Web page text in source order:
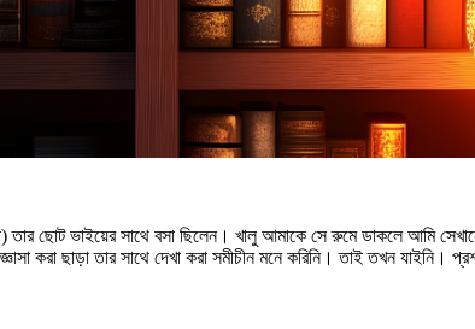
ছোট ভাইয়ের সাথে বসা ছিলেন। খালু আমাকে সে রুমে ডাকলে আমি
ছাড়া তার সাথে দেখা করা সমীচীন মনে করিনি। তাই তখন যাইনি।